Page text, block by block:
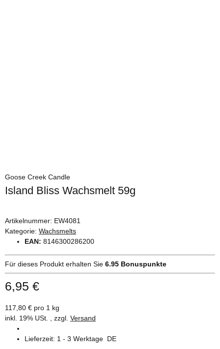
Goose Creek Candle
Island Bliss Wachsmelt 59g
Artikelnummer: EW4081
Kategorie: Wachsmelts
EAN: 8146300286200
Für dieses Produkt erhalten Sie 6.95 Bonuspunkte
6,95 €
117,80 € pro 1 kg
inkl. 19% USt. , zzgl. Versand
Lieferzeit: 1 - 3 Werktage DE